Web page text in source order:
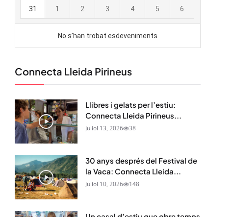
Connecta Lleida Pirineus
Llibres i gelats per l’estiu:
Connecta Lleida Pirineus...
Juliol 13, 2026 38
30 anys després del Festival de
la Vaca: Connecta Lleida...
Juliol 10, 2026 148